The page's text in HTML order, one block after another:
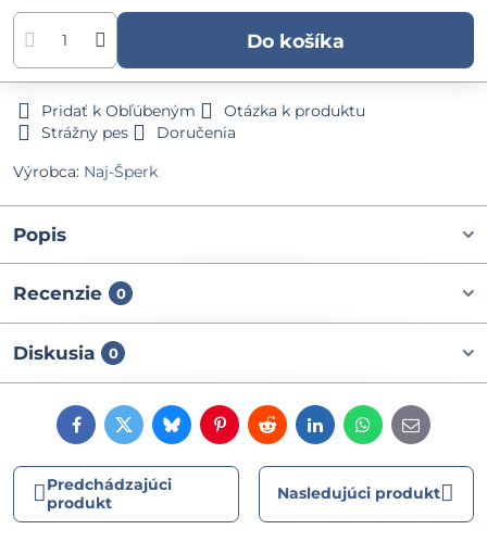
Do košíka
Pridať k Obľúbeným
Otázka k produktu
Strážny pes
Doručenia
Výrobca: Naj-Šperk
Popis
Recenzie 0
Diskusia 0
FacebookTwitterBlueskyPinterestRedditLinkedInWhatsApp
E-
mail
Predchádzajúci
produkt
Nasledujúci produkt